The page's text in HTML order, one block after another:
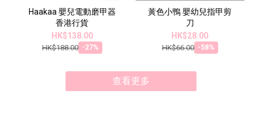
Haakaa 嬰兒電動磨甲器
香港行貨
HK$138.00
HK$188.00 -27%
黃色小鴨 嬰幼兒指甲剪
刀
HK$28.00
HK$66.00 -58%
查看更多